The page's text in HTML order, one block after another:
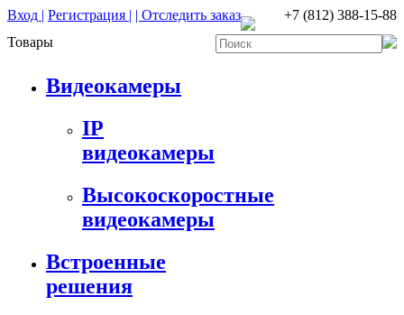
Вход | Регистрация | | Отследить заказ
+7 (812) 388-15-88
Товары
Видеокамеры
IP
видеокамеры
Высокоскоростные
видеокамеры
Встроенные
решения